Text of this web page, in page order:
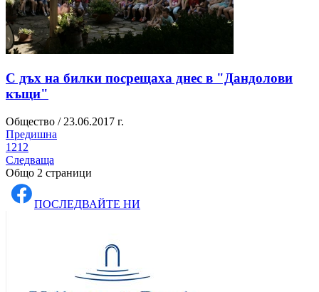
С дъх на билки посрещаха днес в "Дандолови
къщи"
Общество / 23.06.2017 г.
Предишна
1 21 2
Следваща
Общо 2 страници
ПОСЛЕДВАЙТЕ НИ